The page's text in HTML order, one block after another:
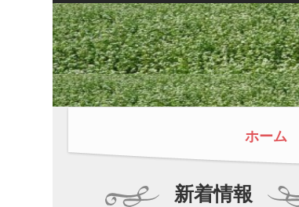
ホーム
新着情報